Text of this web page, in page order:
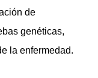
de
genéticas,
la enfermedad.